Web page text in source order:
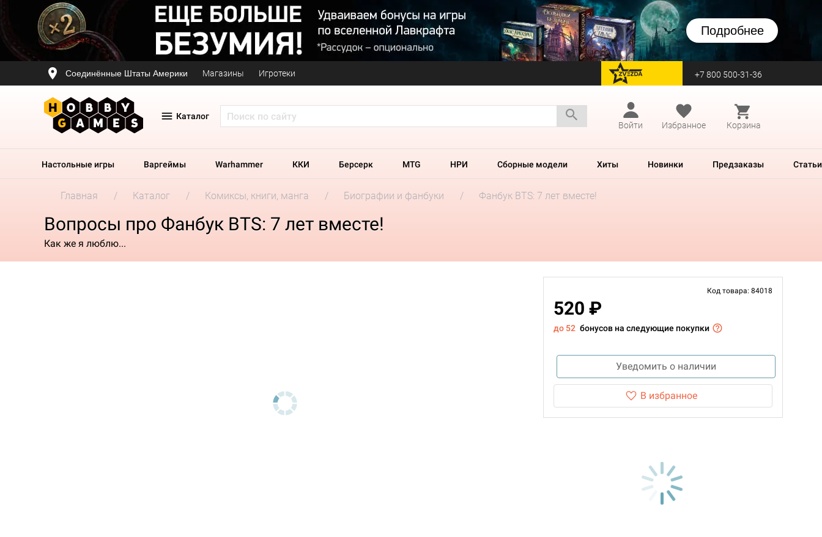
Подробнее
Соединённые Штаты Америки Магазины Игротеки перейти на Zvezda +7 800 500-31-36
Каталог
Войти
Избранное Корзина
Настольные игры Варгеймы Warhammer ККИ Берсерк MTG НРИ Сборные модели Хиты Новинки Предзаказы Статьи
Главная Каталог Комиксы, книги, манга Биографии и фанбуки Фанбук BTS: 7 лет вместе!
Вопросы про Фанбук BTS: 7 лет вместе!
Как же я люблю...
Код товара: 84018
520 ₽
до 52 бонусов на следующие покупки
Уведомить о наличии
В избранное